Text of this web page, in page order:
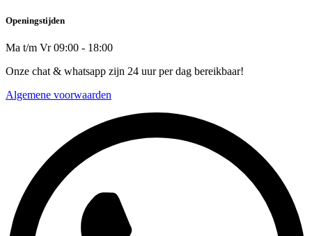
Openingstijden
Ma t/m Vr 09:00 - 18:00
Onze chat & whatsapp zijn 24 uur per dag bereikbaar!
Algemene voorwaarden